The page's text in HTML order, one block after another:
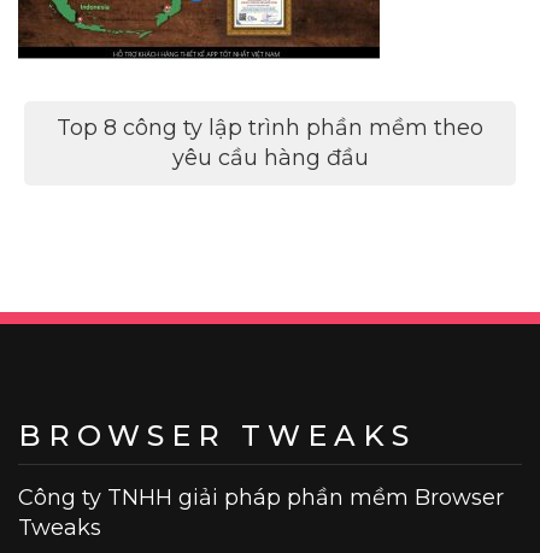
Điều
hướng
Top 8 công ty lập trình phần mềm theo
yêu cầu hàng đầu
BROWSER TWEAKS
Công ty TNHH giải pháp phần mềm Browser
Tweaks